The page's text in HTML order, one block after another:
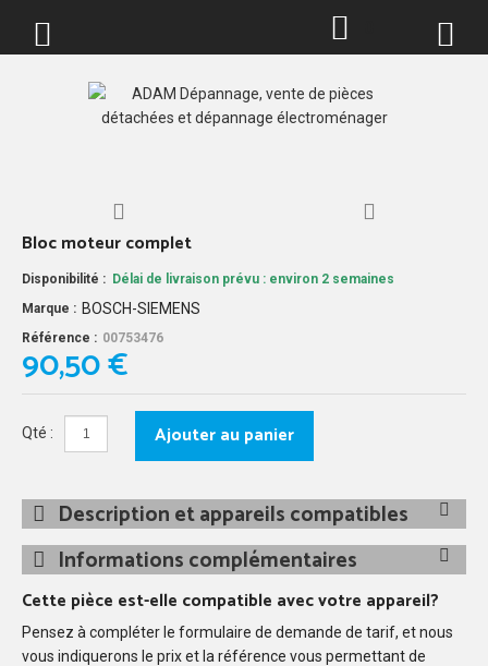
Bloc moteur complet
Disponibilité :
Délai de livraison prévu : environ 2 semaines
Marque : BOSCH-SIEMENS
Référence : 00753476
90,50 €
Qté : Ajouter au panier
Description et appareils compatibles
Informations complémentaires
Cette pièce est-elle compatible avec votre appareil?
Pensez à compléter le formulaire de demande de tarif, et nous
vous indiquerons le prix et la référence vous permettant de